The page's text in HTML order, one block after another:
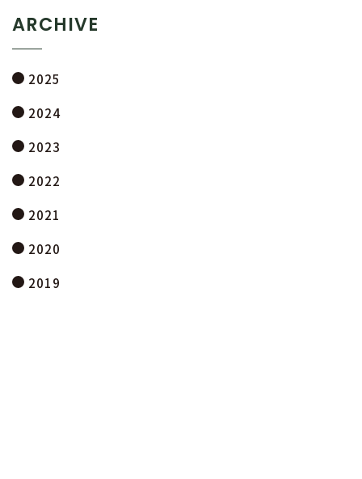
ARCHIVE
2025
2024
2023
2022
2021
2020
2019